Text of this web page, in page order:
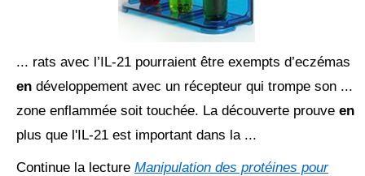
... rats avec l’IL-21 pourraient être exempts d’eczémas
en développement avec un récepteur qui trompe son ...
zone enflammée soit touchée. La découverte prouve en
plus que l'IL-21 est important dans la ...
Continue la lecture Manipulation des protéines pour